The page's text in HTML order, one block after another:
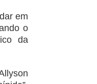
em
o
da